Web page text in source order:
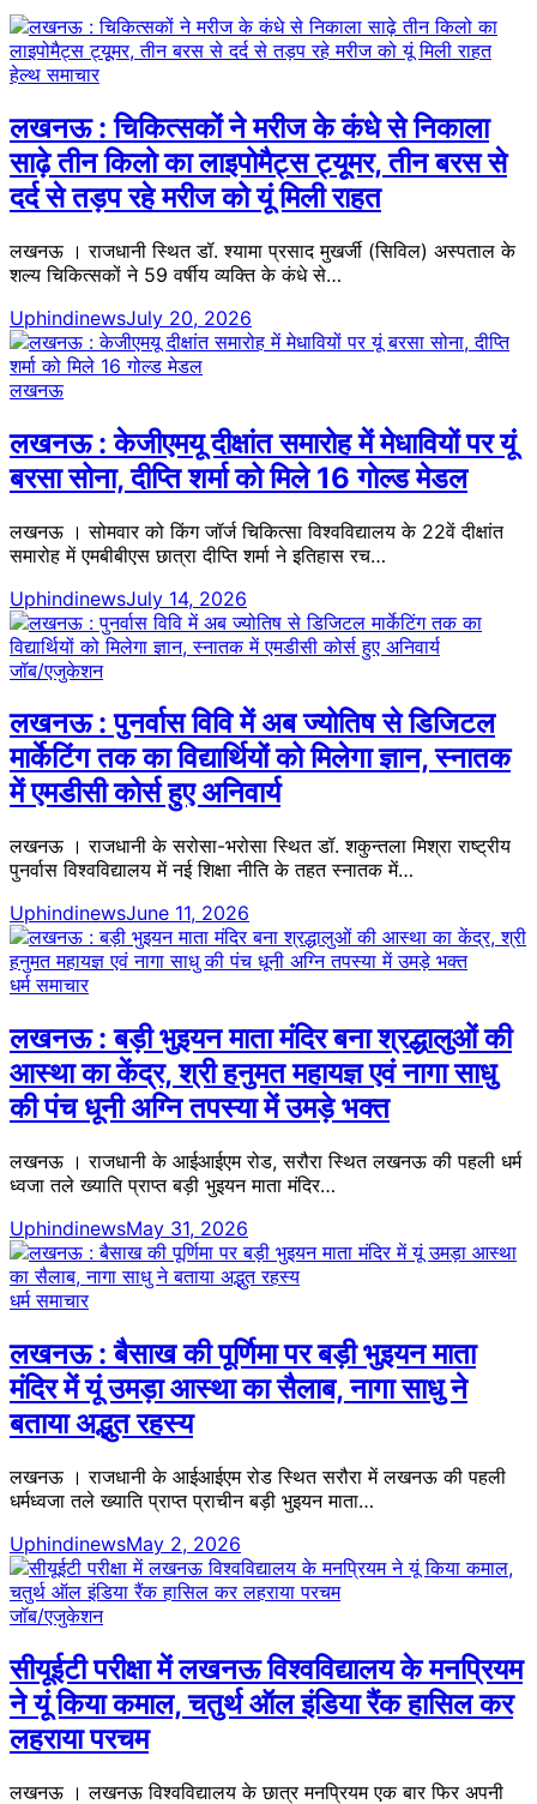
हेल्थ समाचार
लखनऊ : चिकित्सकों ने मरीज के कंधे से निकाला
साढ़े तीन किलो का लाइपोमैट्स ट्यूूमर, तीन बरस से
दर्द से तड़प रहे मरीज को यूं मिली राहत
लखनऊ । राजधानी स्थित डॉ. श्यामा प्रसाद मुखर्जी (सिविल) अस्पताल के
शल्य चिकित्सकों ने 59 वर्षीय व्यक्ति के कंधे से…
UphindinewsJuly 20, 2026
लखनऊ
लखनऊ : केजीएमयू दीक्षांत समारोह में मेधावियों पर यूं
बरसा सोना, दीप्ति शर्मा को मिले 16 गोल्ड मेडल
लखनऊ । सोमवार को किंग जॉर्ज चिकित्सा विश्वविद्यालय के 22वें दीक्षांत
समारोह में एमबीबीएस छात्रा दीप्ति शर्मा ने इतिहास रच…
UphindinewsJuly 14, 2026
जॉब/एजुकेशन
लखनऊ : पुनर्वास विवि में अब ज्योतिष से डिजिटल
मार्केटिंग तक का विद्यार्थियों को मिलेगा ज्ञान, स्नातक
में एमडीसी कोर्स हुए अनिवार्य
लखनऊ । राजधानी के सरोसा-भरोसा स्थित डॉ. शकुन्तला मिश्रा राष्ट्रीय
पुनर्वास विश्वविद्यालय में नई शिक्षा नीति के तहत स्नातक में…
UphindinewsJune 11, 2026
धर्म समाचार
लखनऊ : बड़ी भुइयन माता मंदिर बना श्रद्धालुओं की
आस्था का केंद्र, श्री हनुमत महायज्ञ एवं नागा साधु
की पंच धूनी अग्नि तपस्या में उमड़े भक्त
लखनऊ । राजधानी के आईआईएम रोड, सरौरा स्थित लखनऊ की पहली धर्म
ध्वजा तले ख्याति प्राप्त बड़ी भुइयन माता मंदिर…
UphindinewsMay 31, 2026
धर्म समाचार
लखनऊ : बैसाख की पूर्णिमा पर बड़ी भुइयन माता
मंदिर में यूं उमड़ा आस्था का सैलाब, नागा साधु ने
बताया अद्भुत रहस्य
लखनऊ । राजधानी के आईआईएम रोड स्थित सरौरा में लखनऊ की पहली
धर्मध्वजा तले ख्याति प्राप्त प्राचीन बड़ी भुइयन माता…
UphindinewsMay 2, 2026
जॉब/एजुकेशन
सीयूईटी परीक्षा में लखनऊ विश्वविद्यालय के मनप्रियम
ने यूं किया कमाल, चतुर्थ ऑल इंडिया रैंक हासिल कर
लहराया परचम
लखनऊ । लखनऊ विश्वविद्यालय के छात्र मनप्रियम एक बार फिर अपनी